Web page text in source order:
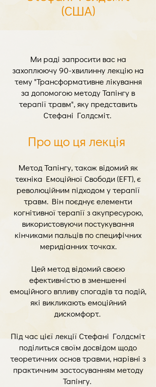
(США)
Ми раді запросити вас на
захоплюючу 90-хвилинну лекцію на
тему "Трансформативне лікування
за допомогою методу Тапінгу в
терапії травм", яку представить
Стефані Голдсміт. ​
Про що ця лекція ​
Метод Тапінгу, також відомий як
техніка Емоційної Свободи (EFT), є
революційним підходом у терапії
травм. Він поєднує елементи
когнітивної терапії з акупресурою,
використовуючи постукування
кінчиками пальців по специфічних
меридіанних точках.
Цей метод відомий своєю
ефективністю в зменшенні
емоційного впливу спогадів та подій,
які викликають емоційний
дискомфорт. ​
Під час цієї лекції Стефані Голдсміт
поділиться своїм досвідом щодо
теоретичних основ травми, нарівні з
практичним застосуванням методу
Тапінгу. ​